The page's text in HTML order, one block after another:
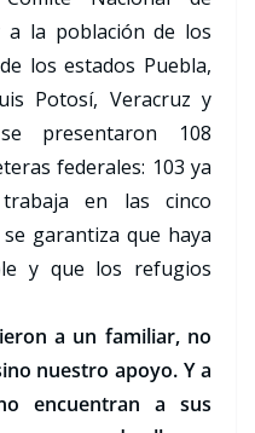
a la población de los
los estados Puebla,
Potosí, Veracruz y
presentaron 108
federales: 103 ya
en las cinco
garantiza que haya
y que los refugios
a un familiar, no
nuestro apoyo. Y a
encuentran a sus